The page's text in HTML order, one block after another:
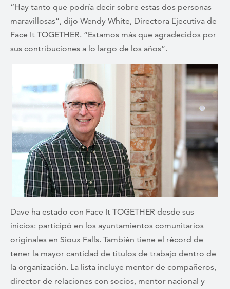
“Hay tanto que podría decir sobre estas dos personas
maravillosas”, dijo Wendy White, Directora Ejecutiva de
Face It TOGETHER. “Estamos más que agradecidos por
sus contribuciones a lo largo de los años”.
Dave ha estado con Face It TOGETHER desde sus
inicios: participó en los ayuntamientos comunitarios
originales en Sioux Falls. También tiene el récord de
tener la mayor cantidad de títulos de trabajo dentro de
la organización. La lista incluye mentor de compañeros,
director de relaciones con socios, mentor nacional y